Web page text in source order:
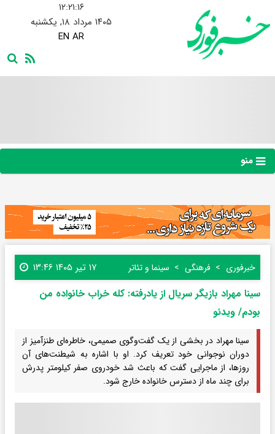
۱۲:۲۱:۱۷
۱۴۰۵ مرداد ۱۸, یکشنبه
EN AR
منو
خبرفوری فرهنگی سینما و تئاتر ۱۷ تیر ۱۴۰۵ ۱۳:۴۶
سینا مهراد بازیگر سریال از یادرفته: کله خراب خانواده من
بودم/ ویدئو
سینا مهراد در بخشی از یک گفت‌وگوی صمیمی، خاطره‌ای طنزآمیز از
دوران نوجوانی خود تعریف کرد. او با اشاره به شیطنت‌های آن
روزها، از ماجرایی گفت که باعث شد خودروی صفر کیلومتر پدرش
برای چند ماه از دسترس خانواده خارج شود.